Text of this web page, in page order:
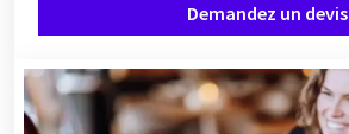
Demandez un devis